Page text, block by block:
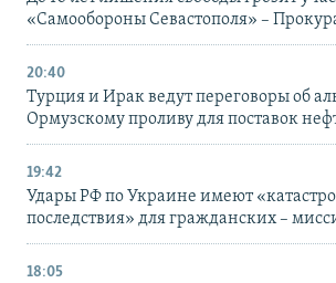
«Самообороны Севастополя» –
20:40
Турция и Ирак ведут переговоры об
Ормузскому проливу для поставок
19:42
Удары РФ по Украине имеют
последствия» для гражданских –
18:05